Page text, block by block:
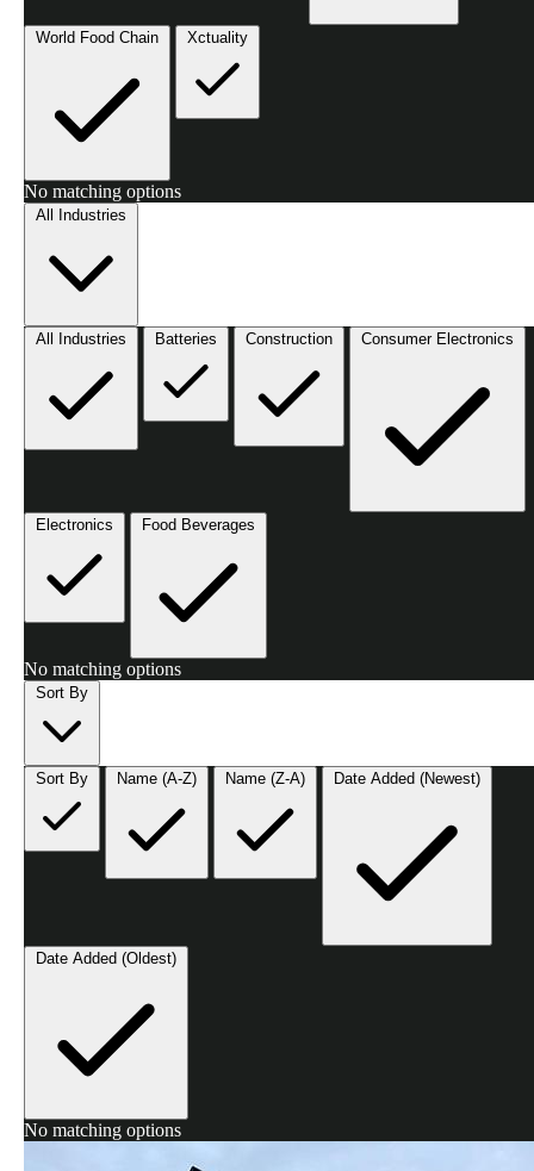
World Food Chain Xctuality
No matching options
All Industries
All Industries Batteries Construction Consumer Electronics
Electronics Food Beverages
No matching options
Sort By
Sort By Name (A-Z) Name (Z-A) Date Added (Newest)
Date Added (Oldest)
No matching options